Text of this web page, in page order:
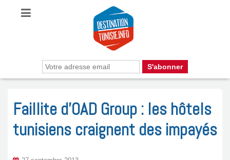
Faillite d’OAD Group : les hôtels
tunisiens craignent des impayés